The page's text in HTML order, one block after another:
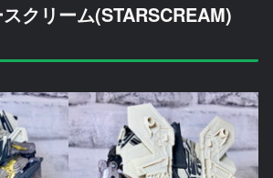
クリーム(STARSCREAM)